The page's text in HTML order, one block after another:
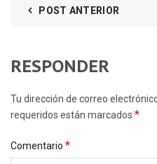
POST ANTERIOR
RESPONDER
Tu dirección de correo
requeridos están marcados *
Comentario *